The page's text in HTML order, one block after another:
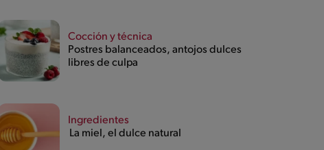
Cocción y técnica
Postres balanceados, antojos dulces
libres de culpa
Ingredientes
La miel, el dulce natural